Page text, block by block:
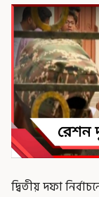
দ্বিতীয় দফা